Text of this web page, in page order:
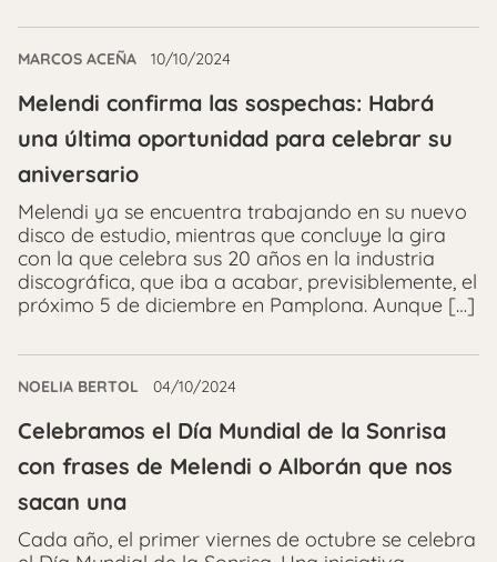
MARCOS ACEÑA 10/10/2024
Melendi confirma las sospechas: Habrá
una última oportunidad para celebrar su
aniversario
Melendi ya se encuentra trabajando en su nuevo
disco de estudio, mientras que concluye la gira
con la que celebra sus 20 años en la industria
discográfica, que iba a acabar, previsiblemente, el
próximo 5 de diciembre en Pamplona. Aunque […]
NOELIA BERTOL 04/10/2024
Celebramos el Día Mundial de la Sonrisa
con frases de Melendi o Alborán que nos
sacan una
Cada año, el primer viernes de octubre se celebra